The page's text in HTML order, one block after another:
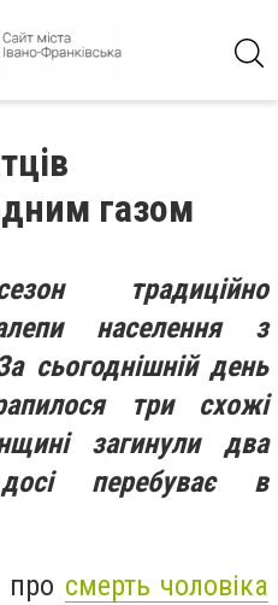
газом
традиційно
населення з
сьогоднішній день
три схожі
загинули два
перебуває в
про смерть чоловіка